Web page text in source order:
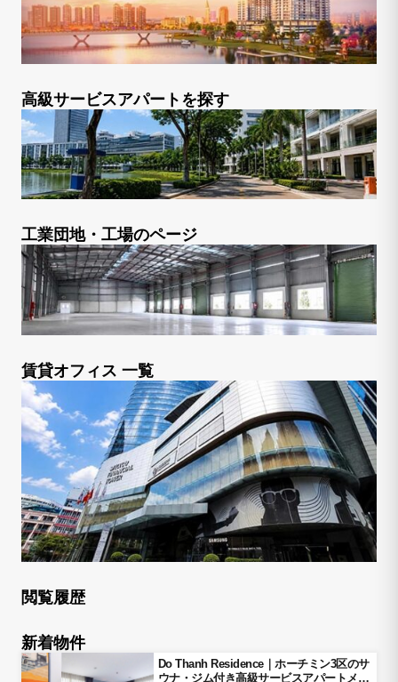
高級サービスアパートを探す
工業団地・工場のページ
賃貸オフィス 一覧
閲覧履歴
新着物件
Do Thanh Residence｜ホーチミン3区のサ
ウナ・ジム付き高級サービスアパートメン